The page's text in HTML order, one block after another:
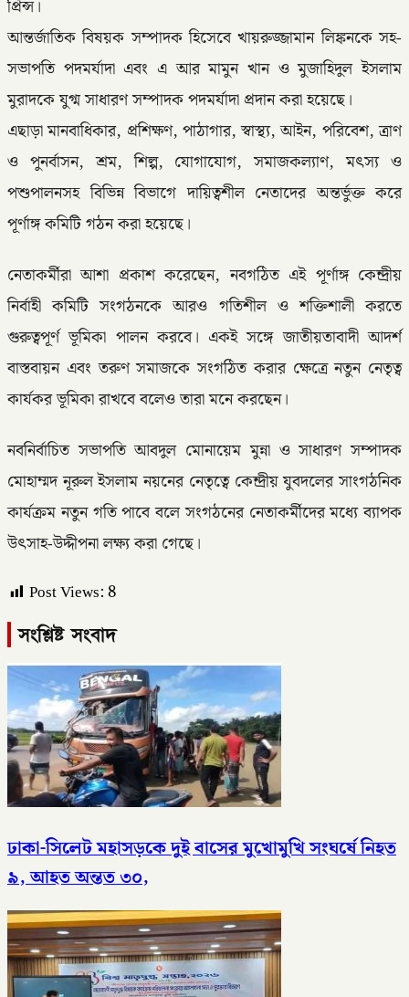
প্রিন্স।
আন্তর্জাতিক বিষয়ক সম্পাদক হিসেবে খায়রুজ্জামান লিঙ্কনকে সহ-
সভাপতি পদমর্যাদা এবং এ আর মামুন খান ও মুজাহিদুল ইসলাম
মুরাদকে যুগ্ম সাধারণ সম্পাদক পদমর্যাদা প্রদান করা হয়েছে।
এছাড়া মানবাধিকার, প্রশিক্ষণ, পাঠাগার, স্বাস্থ্য, আইন, পরিবেশ, ত্রাণ
ও পুনর্বাসন, শ্রম, শিল্প, যোগাযোগ, সমাজকল্যাণ, মৎস্য ও
পশুপালনসহ বিভিন্ন বিভাগে দায়িত্বশীল নেতাদের অন্তর্ভুক্ত করে
পূর্ণাঙ্গ কমিটি গঠন করা হয়েছে।
নেতাকর্মীরা আশা প্রকাশ করেছেন, নবগঠিত এই পূর্ণাঙ্গ কেন্দ্রীয়
নির্বাহী কমিটি সংগঠনকে আরও গতিশীল ও শক্তিশালী করতে
গুরুত্বপূর্ণ ভূমিকা পালন করবে। একই সঙ্গে জাতীয়তাবাদী আদর্শ
বাস্তবায়ন এবং তরুণ সমাজকে সংগঠিত করার ক্ষেত্রে নতুন নেতৃত্ব
কার্যকর ভূমিকা রাখবে বলেও তারা মনে করছেন।
নবনির্বাচিত সভাপতি আবদুল মোনায়েম মুন্না ও সাধারণ সম্পাদক
মোহাম্মদ নূরুল ইসলাম নয়নের নেতৃত্বে কেন্দ্রীয় যুবদলের সাংগঠনিক
কার্যক্রম নতুন গতি পাবে বলে সংগঠনের নেতাকর্মীদের মধ্যে ব্যাপক
উৎসাহ-উদ্দীপনা লক্ষ্য করা গেছে।
Post Views:8
সংশ্লিষ্ট সংবাদ
ঢাকা-সিলেট মহাসড়কে দুই বাসের মুখোমুখি সংঘর্ষে নিহত
৯, আহত অন্তত ৩০,